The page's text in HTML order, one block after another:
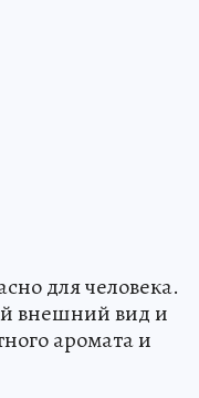
для человека.
внешний вид и
аромата и